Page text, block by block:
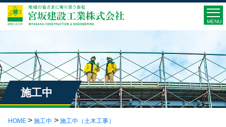
MENU
施工中
HOME 施工中
施工中（土木工事）